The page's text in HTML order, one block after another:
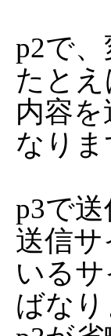
p2で
たとえ
内容
なり
p3で
送信
いる
ばなり